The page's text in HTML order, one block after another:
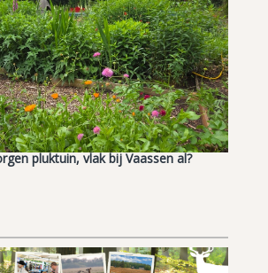
pluktuin, vlak bij Vaassen al?